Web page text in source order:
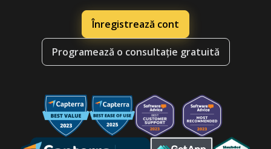
Înregistrează cont
Programează o consultație gratuită